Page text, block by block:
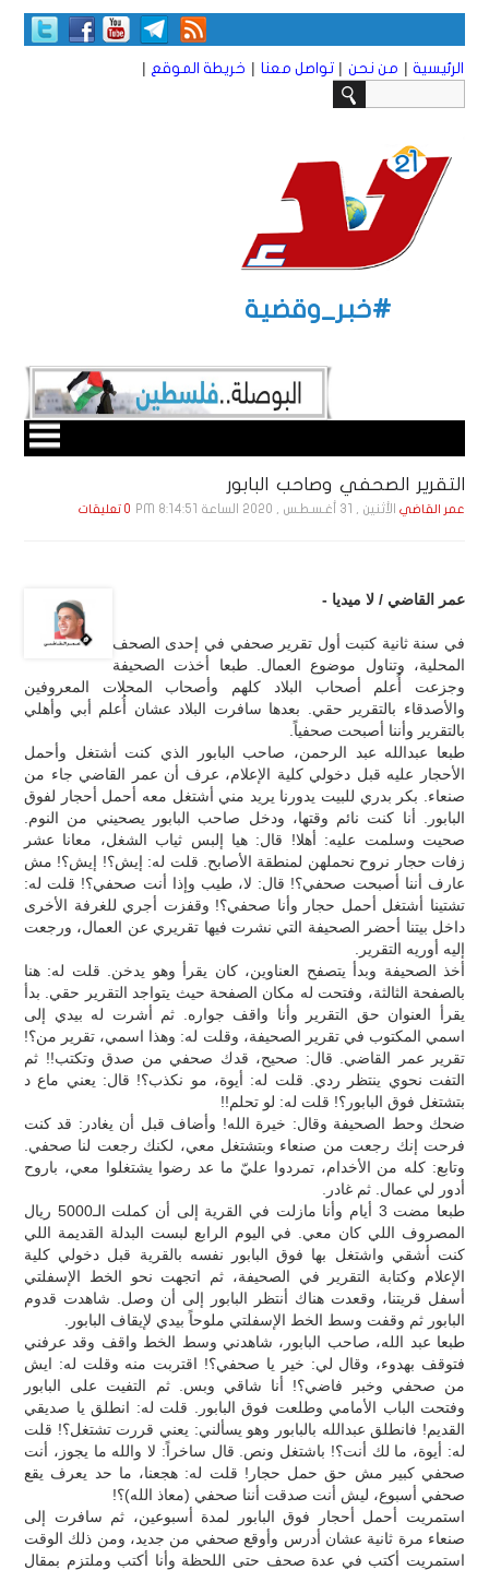
الرئيسية | من نحن | تواصل معنا | خريطة الموقع |
#خبر_وقضية
التقرير الصحفي وصاحب البابور
عمر القاضي الأثنين , 31 أغـسـطـس , 2020 الساعة 8:14:51 PM 0 تعليقات
عمر القاضي / لا ميديا -
في سنة ثانية كتبت أول تقرير صحفي في إحدى الصحف
المحلية، وتناول موضوع العمال. طبعا أخذت الصحيفة
وجزعت أُعلم أصحاب البلاد كلهم وأصحاب المحلات المعروفين
والأصدقاء بالتقرير حقي. بعدها سافرت البلاد عشان أُعلم أبي وأهلي
بالتقرير وأننا أصبحت صحفياً.
طبعا عبدالله عبد الرحمن، صاحب البابور الذي كنت أشتغل وأحمل
الأحجار عليه قبل دخولي كلية الإعلام، عرف أن عمر القاضي جاء من
صنعاء. بكر بدري للبيت يدورنا يريد مني أشتغل معه أحمل أحجار لفوق
البابور. أنا كنت نائم وقتها، ودخل صاحب البابور يصحيني من النوم.
صحيت وسلمت عليه: أهلا! قال: هيا إلبس ثياب الشغل، معانا عشر
زفات حجار نروح نحملهن لمنطقة الأصابح. قلت له: إيش؟! إيش؟! مش
عارف أننا أصبحت صحفي؟! قال: لا، طيب وإذا أنت صحفي؟! قلت له:
تشتينا أشتغل أحمل حجار وأنا صحفي؟! وقفزت أجري للغرفة الأخرى
داخل بيتنا أحضر الصحيفة التي نشرت فيها تقريري عن العمال، ورجعت
إليه أوريه التقرير.
أخذ الصحيفة وبدأ يتصفح العناوين، كان يقرأ وهو يدخن. قلت له: هنا
بالصفحة الثالثة، وفتحت له مكان الصفحة حيث يتواجد التقرير حقي. بدأ
يقرأ العنوان حق التقرير وأنا واقف جواره. ثم أشرت له بيدي إلى
اسمي المكتوب في تقرير الصحيفة، وقلت له: وهذا اسمي، تقرير من؟!
تقرير عمر القاضي. قال: صحيح، قدك صحفي من صدق وتكتب!! ثم
التفت نحوي ينتظر ردي. قلت له: أيوة، مو نكذب؟! قال: يعني ماع د
بتشتغل فوق البابور؟! قلت له: لو تحلم!!
ضحك وحط الصحيفة وقال: خيرة الله! وأضاف قبل أن يغادر: قد كنت
فرحت إنك رجعت من صنعاء وبتشتغل معي، لكنك رجعت لنا صحفي.
وتابع: كله من الأخدام، تمردوا عليّ ما عد رضوا يشتغلوا معي، باروح
أدور لي عمال. ثم غادر.
طبعا مضت 3 أيام وأنا مازلت في القرية إلى أن كملت الـ5000 ريال
المصروف اللي كان معي. في اليوم الرابع لبست البدلة القديمة اللي
كنت أشقي واشتغل بها فوق البابور نفسه بالقرية قبل دخولي كلية
الإعلام وكتابة التقرير في الصحيفة، ثم اتجهت نحو الخط الإسفلتي
أسفل قريتنا، وقعدت هناك أنتظر البابور إلى أن وصل. شاهدت قدوم
البابور ثم وقفت وسط الخط الإسفلتي ملوحاً بيدي لإيقاف البابور.
طبعا عبد الله، صاحب البابور، شاهدني وسط الخط واقف وقد عرفني
فتوقف بهدوء، وقال لي: خير يا صحفي؟! اقتربت منه وقلت له: ايش
من صحفي وخبر فاضي؟! أنا شاقي وبس. ثم التفيت على البابور
وفتحت الباب الأمامي وطلعت فوق البابور. قلت له: انطلق يا صديقي
القديم! فانطلق عبدالله بالبابور وهو يسألني: يعني قررت تشتغل؟! قلت
له: أيوة، ما لك أنت؟! باشتغل ونص. قال ساخراً: لا والله ما يجوز، أنت
صحفي كبير مش حق حمل حجار! قلت له: هجعنا، ما حد يعرف يقع
صحفي أسبوع، ليش أنت صدقت أننا صحفي (معاذ الله)؟!
استمريت أحمل أحجار فوق البابور لمدة أسبوعين، ثم سافرت إلى
صنعاء مرة ثانية عشان أدرس وأوقع صحفي من جديد، ومن ذلك الوقت
استمريت أكتب في عدة صحف حتى اللحظة وأنا أكتب وملتزم بمقال